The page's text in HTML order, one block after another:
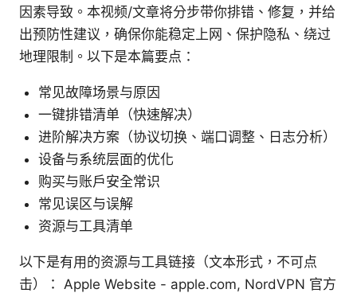
因素导致。本视频/文章将分步带你排错、修复，并给
出预防性建议，确保你能稳定上网、保护隐私、绕过
地理限制。以下是本篇要点：
常见故障场景与原因
一键排错清单（快速解决）
进阶解决方案（协议切换、端口调整、日志分析）
设备与系统层面的优化
购买与账户安全常识
常见误区与误解
资源与工具清单
以下是有用的资源与工具链接（文本形式，不可点
击）： Apple Website - apple.com, NordVPN 官方